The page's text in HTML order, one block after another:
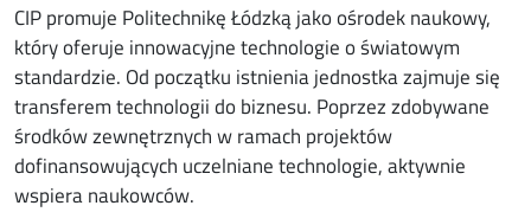
CIP promuje Politechnikę Łódzką jako ośrodek naukowy,
który oferuje innowacyjne technologie o światowym
standardzie. Od początku istnienia jednostka zajmuje się
transferem technologii do biznesu. Poprzez zdobywane
środków zewnętrznych w ramach projektów
dofinansowujących uczelniane technologie, aktywnie
wspiera naukowców.